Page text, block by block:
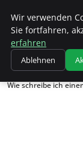
Wk Institut
Startseite
Geschäft
Wie schreibe ich
Wir verwenden
Sie fortfahren,
erfahren
Ablehnen